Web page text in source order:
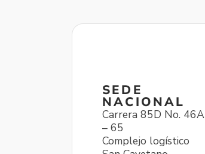
SEDE
NACIONAL
Carrera 85D No. 46A
– 65
Complejo logístico